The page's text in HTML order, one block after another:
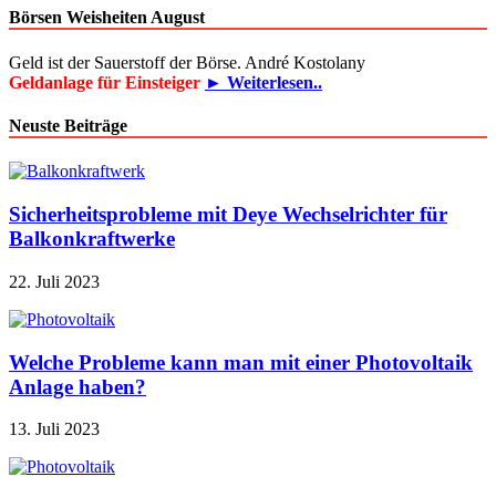
Börsen Weisheiten August
Geld ist der Sauerstoff der Börse. André Kostolany
Geldanlage für Einsteiger ► Weiterlesen..
Neuste Beiträge
Sicherheitsprobleme mit Deye Wechselrichter für
Balkonkraftwerke
22. Juli 2023
Welche Probleme kann man mit einer Photovoltaik
Anlage haben?
13. Juli 2023